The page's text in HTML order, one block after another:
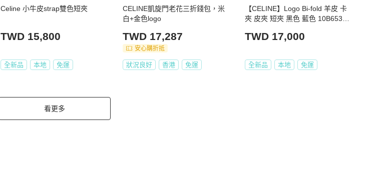
Celine 小牛皮strap雙色短夾
TWD 15,800
全新品 本地 免運
CELINE凱旋門老花三折錢包，米
白+金色logo
TWD 17,287
安心購折抵
狀況良好 香港 免運
【CELINE】Logo Bi-fold 羊皮 卡
夾 皮夾 短夾 黑色 藍色 10B653R2
TWD 17,000
全新品 本地 免運
看更多